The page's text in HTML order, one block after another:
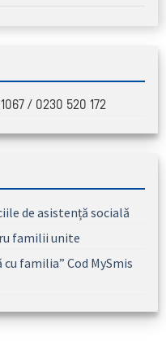
/ 0230 520 172
de asistență socială
familii unite
familia” Cod MySmis